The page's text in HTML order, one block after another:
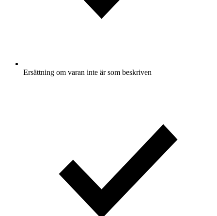
Ersättning om varan inte är som beskriven